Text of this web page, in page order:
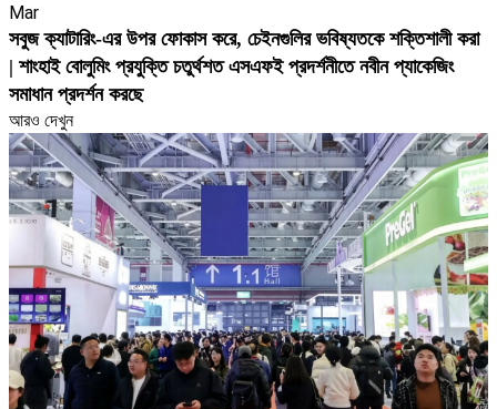
Mar
সবুজ ক্যাটারিং-এর উপর ফোকাস করে, চেইনগুলির ভবিষ্যতকে শক্তিশালী করা
| শাংহাই বোলুমিং প্রযুক্তি চতুর্থশত এসএফই প্রদর্শনীতে নবীন প্যাকেজিং
সমাধান প্রদর্শন করছে
আরও দেখুন